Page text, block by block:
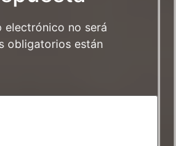
electrónico no será
obligatorios están